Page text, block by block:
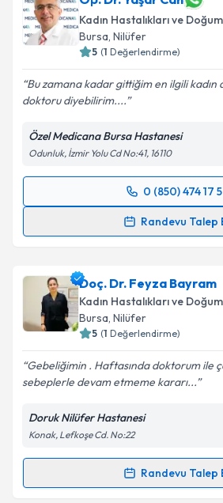
Kadın Hastalıkları ve Doğum
Bursa, Nilüfer
5 (1 Değerlendirme)
Bu zamana kadar gittiğim en ilgili kadın
doktoru diyebilirim....
Özel Medicana Bursa Hastanesi
Odunluk, İzmir Yolu Cd No:41, 16110
0 (850) 474 17
Randevu Talep
Randevu Takvimi Talebi
takvim hazırlandığında e-posta
E-posta Adresiniz
kapsamda işlenmesini kabul
Takvim Talebini
Doç. Dr. Feyza Bayram
Kadın Hastalıkları ve Doğum
Bursa, Nilüfer
5 (1 Değerlendirme)
Gebeliğimin . Haftasında doktorum ile
sebeplerle devam etmeme kararı...
Doruk Nilüfer Hastanesi
Konak, Lefkoşe Cd. No:22
Randevu Talep
Randevu Takvimi Talebi